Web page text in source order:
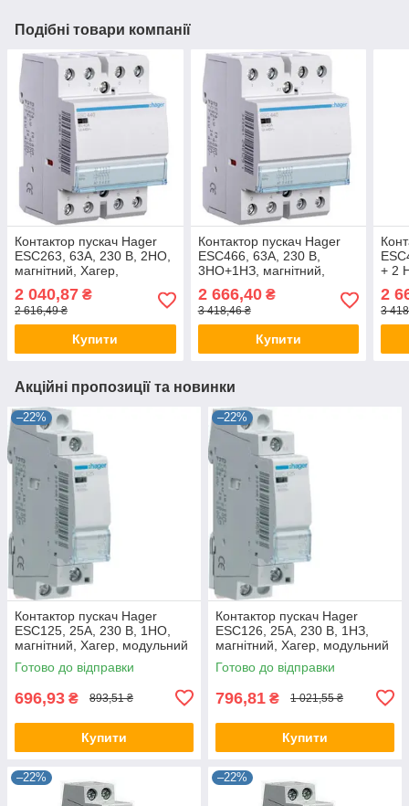
Подібні товари компанії
Контактор пускач Hager
ESC263, 63A, 230 В, 2НО,
магнітний, Хагер,
2 040,87 ₴
2 616,49 ₴
Купити
Контактор пускач Hager
ESC466, 63A, 230 В,
3НО+1НЗ, магнітний,
2 666,40₴
3 418,46 ₴
Купити
+ 2
2
3
Акційні пропозиції та новинки
–22%
Контактор пускач Hager
ESC125, 25A, 230 В, 1НО,
магнітний, Хагер, модульний
Готово до відправки
696,93 ₴ 893,51 ₴
Купити
–22%
Контактор пускач Hager
ESC126, 25A, 230 В, 1НЗ,
магнітний, Хагер, модульний
Готово до відправки
796,81 ₴ 1 021,55 ₴
Купити
–22% –22%